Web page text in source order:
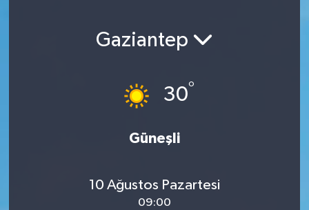
Gaziantep
30°
Güneşli
10 Ağustos Pazartesi
09:00